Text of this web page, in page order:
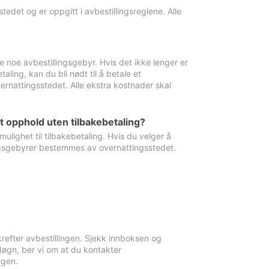
og er oppgitt i avbestillingsreglene. Alle
avbestillingsgebyr. Hvis det ikke lenger er
kan du bli nødt til å betale et
Alle ekstra kostnader skal
opphold uten tilbakebetaling?
til tilbakebetaling. Hvis du velger å
bestemmes av overnattingsstedet.
avbestillingen. Sjekk innboksen og
ber vi om at du kontakter